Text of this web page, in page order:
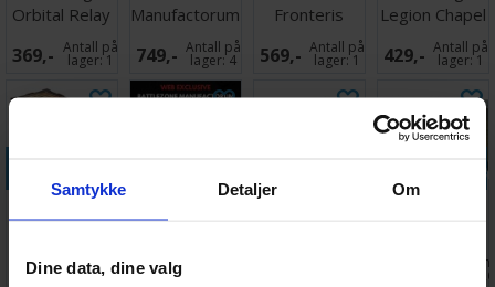
Samtykke Detaljer Om
Dine data, dine valg
Orbital Relay
369,- Antall på
lager:1
Manufactorum
Sanctum
Terreng
749,- Antall på
lager:4
Fronteris
Landing Pad
569,- Antall på
lager:1
Legion Chapel
Barracks
429,- Antall på
lager:1
149,- Antall på
lager: 5 330,-
Legg i
Ventes inn
27.08.2026